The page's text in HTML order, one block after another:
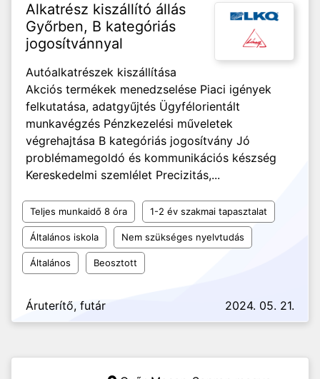
Alkatrész kiszállító állás
Győrben, B kategóriás
jogosítvánnyal
Autóalkatrészek kiszállítása
Akciós termékek menedzselése Piaci igények
felkutatása, adatgyűjtés Ügyfélorientált
munkavégzés Pénzkezelési műveletek
végrehajtása B kategóriás jogosítvány Jó
problémamegoldó és kommunikációs készség
Kereskedelmi szemlélet Precizitás,...
Teljes munkaidő 8 óra 1-2 év szakmai tapasztalat
Általános iskola Nem szükséges nyelvtudás
Általános Beosztott
Áruterítő, futár 2024. 05. 21.